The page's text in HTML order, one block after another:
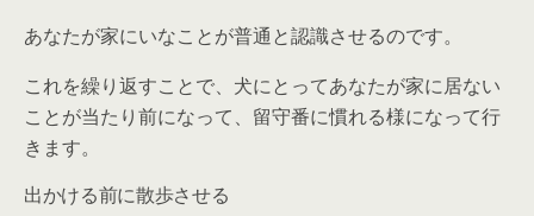
あなたが家にいなことが普通と認識させるのです。
これを繰り返すことで、犬にとってあなたが家に居ない
ことが当たり前になって、留守番に慣れる様になって行
きます。
出かける前に散歩させる